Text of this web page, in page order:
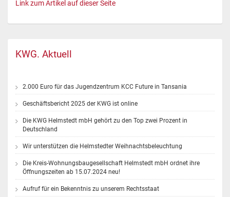
Link zum Artikel auf dieser Seite
KWG. Aktuell
2.000 Euro für das Jugendzentrum KCC Future in Tansania
Geschäftsbericht 2025 der KWG ist online
Die KWG Helmstedt mbH gehört zu den Top zwei Prozent in
Deutschland
Wir unterstützen die Helmstedter Weihnachtsbeleuchtung
Die Kreis-Wohnungsbaugesellschaft Helmstedt mbH ordnet ihre
Öffnungszeiten ab 15.07.2024 neu!
Aufruf für ein Bekenntnis zu unserem Rechtsstaat